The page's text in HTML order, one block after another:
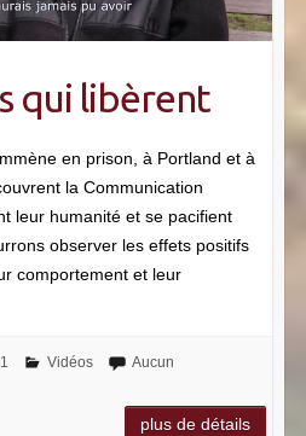
qui libèrent
en prison, à Portland et à
la Communication
leur humanité et se pacifient
observer les effets positifs
comportement et leur
Vidéos
Aucun
plus de détails